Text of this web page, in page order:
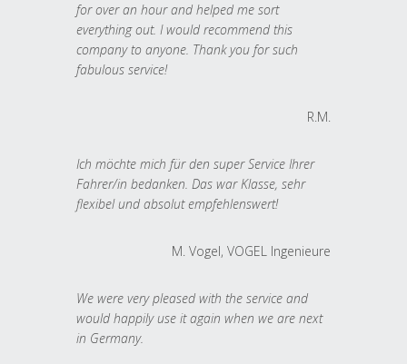
for over an hour and helped me sort
everything out. I would recommend this
company to anyone. Thank you for such
fabulous service!
R.M.
Ich möchte mich für den super Service Ihrer
Fahrer/in bedanken. Das war Klasse, sehr
flexibel und absolut empfehlenswert!
M. Vogel, VOGEL Ingenieure
We were very pleased with the service and
would happily use it again when we are next
in Germany.